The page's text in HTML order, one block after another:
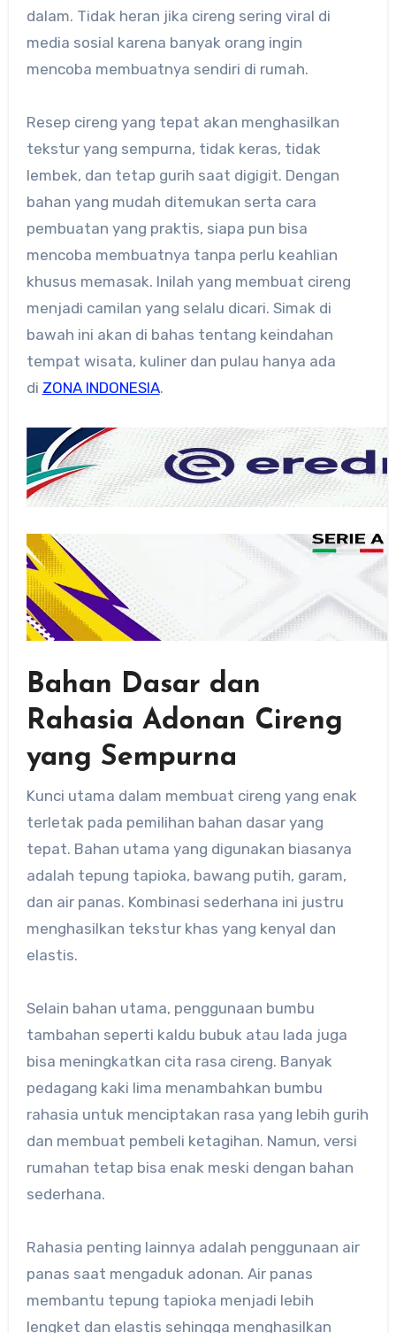
dalam. Tidak heran jika cireng sering viral di
media sosial karena banyak orang ingin
mencoba membuatnya sendiri di rumah.
Resep cireng yang tepat akan menghasilkan
tekstur yang sempurna, tidak keras, tidak
lembek, dan tetap gurih saat digigit. Dengan
bahan yang mudah ditemukan serta cara
pembuatan yang praktis, siapa pun bisa
mencoba membuatnya tanpa perlu keahlian
khusus memasak. Inilah yang membuat cireng
menjadi camilan yang selalu dicari. Simak di
bawah ini akan di bahas tentang keindahan
tempat wisata, kuliner dan pulau hanya ada
di ZONA INDONESIA.
Bahan Dasar dan
Rahasia Adonan Cireng
yang Sempurna
Kunci utama dalam membuat cireng yang enak
terletak pada pemilihan bahan dasar yang
tepat. Bahan utama yang digunakan biasanya
adalah tepung tapioka, bawang putih, garam,
dan air panas. Kombinasi sederhana ini justru
menghasilkan tekstur khas yang kenyal dan
elastis.
Selain bahan utama, penggunaan bumbu
tambahan seperti kaldu bubuk atau lada juga
bisa meningkatkan cita rasa cireng. Banyak
pedagang kaki lima menambahkan bumbu
rahasia untuk menciptakan rasa yang lebih gurih
dan membuat pembeli ketagihan. Namun, versi
rumahan tetap bisa enak meski dengan bahan
sederhana.
Rahasia penting lainnya adalah penggunaan air
panas saat mengaduk adonan. Air panas
membantu tepung tapioka menjadi lebih
lengket dan elastis sehingga menghasilkan